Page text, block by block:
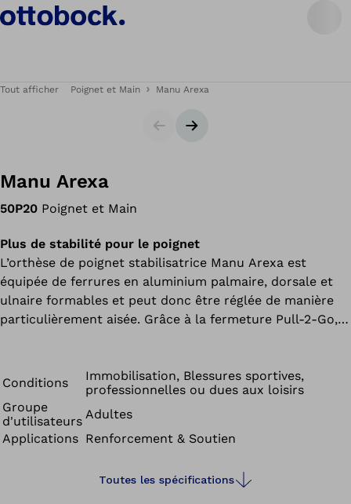
Tout afficher Poignet et Main Manu Arexa
CarrouselBannière suivante
Manu Arexa
50P20 Poignet et Main
Plus de stabilité pour le poignet
L’orthèse de poignet stabilisatrice Manu Arexa est
équipée de ferrures en aluminium palmaire, dorsale et
ulnaire formables et peut donc être réglée de manière
particulièrement aisée. Grâce à la fermeture Pull-2-Go,
Conditions
Immobilisation, Blessures sportives,
professionnelles ou dues aux loisirs
Groupe
d'utilisateurs Adultes
Applications Renforcement & Soutien
Toutes les spécifications